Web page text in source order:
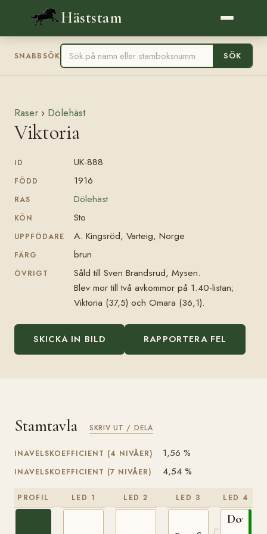
Häststam
SNABBSÖK SÖK
Raser › Dölehäst
Viktoria
ID UK-888
FÖDD 1916
RAS Dölehäst
KÖN Sto
UPPFÖDARE A. Kingsröd, Varteig, Norge
FÄRG brun
ÖVRIGT
Såld till Sven Brandsrud, Mysen.
Blev mor till två avkommor på 1.40-listan;
Viktoria (37,5) och Omara (36,1).
SKICKA IN BILD RAPPORTERA FEL
Stamtavla SKRIV UT / DELA
INAVELSKOEFFICIENT (4 NIVÅER) 1,56 %
INAVELSKOEFFICIENT (7 NIVÅER) 4,54 %
PROFIL LED 1 LED 2 LED 3 LED 4
Dovre